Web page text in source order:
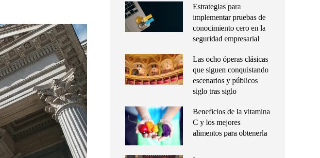
Estrategias para
implementar pruebas de
conocimiento cero en la
seguridad empresarial
Las ocho óperas clásicas
que siguen conquistando
escenarios y públicos
siglo tras siglo
Beneficios de la vitamina
C y los mejores
alimentos para obtenerla